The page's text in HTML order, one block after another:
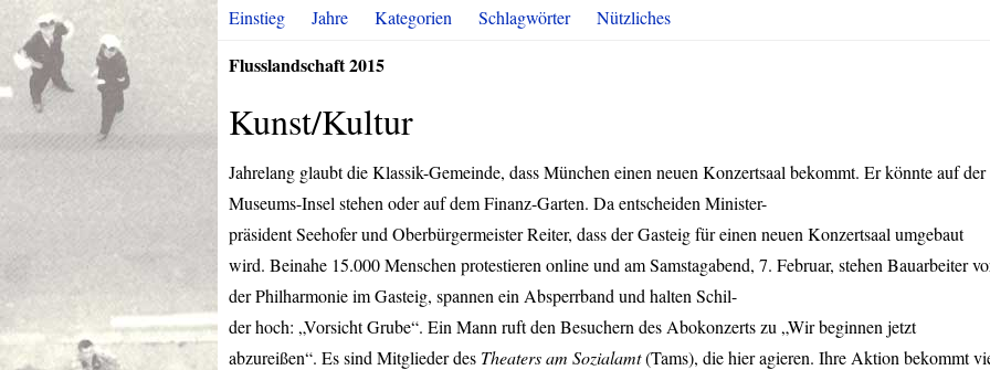
Einstieg Jahre Kategorien Schlagwörter Nützliches
Flusslandschaft 2015
Kunst/Kultur
Jahrelang glaubt die Klassik-Gemeinde, dass München einen neuen Konzertsaal bekommt. Er könnte auf der
Museums-Insel stehen oder auf dem Finanz-Garten. Da entscheiden Minister-
präsident Seehofer und Oberbürgermeister Reiter, dass der Gasteig für einen neuen Konzertsaal umgebaut
wird. Beinahe 15.000 Menschen protestieren online und am Samstagabend, 7. Februar, stehen Bauarbeiter
der Philharmonie im Gasteig, spannen ein Absperrband und halten Schil-
der hoch: „Vorsicht Grube“. Ein Mann ruft den Besuchern des Abokonzerts zu „Wir beginnen jetzt
abzureißen“. Es sind Mitglieder des Theaters am Sozialamt(Tams), die hier agieren. Ihre Aktion bekommt